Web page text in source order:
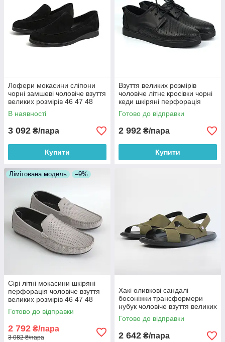
Лофери мокасини сліпони
чорні замшеві чоловіче взуття
великих розмірів 46 47 48
Rosso Avangard Estiva Black
Vel BS
В наявності
3 092 ₴/пара
Купити
Взуття великих розмірів
чоловіче літнє кросівки чорні
кеди шкіряні перфорація
Rosso Avangard BS Slipy
Black
Готово до відправки
2 992 ₴/пара
Купити
Лімітована модель –9%
Сірі літні мокасини шкіряні
перфорація чоловіче взуття
великих розмірів 46 47 48
Rosso Avangard BS M4
PerfGrey
Готово до відправки
2 792 ₴/пара
3 082 ₴/пара
Хакі оливкові сандалі
босоніжки трансформери
нубук чоловіче взуття великих
розмірів 46 47 48 Rosso
Avangard BS Khaki
Готово до відправки
2 642 ₴/пара